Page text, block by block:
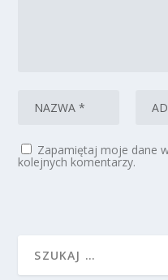
Zapamiętaj moje dane
kolejnych komentarzy.